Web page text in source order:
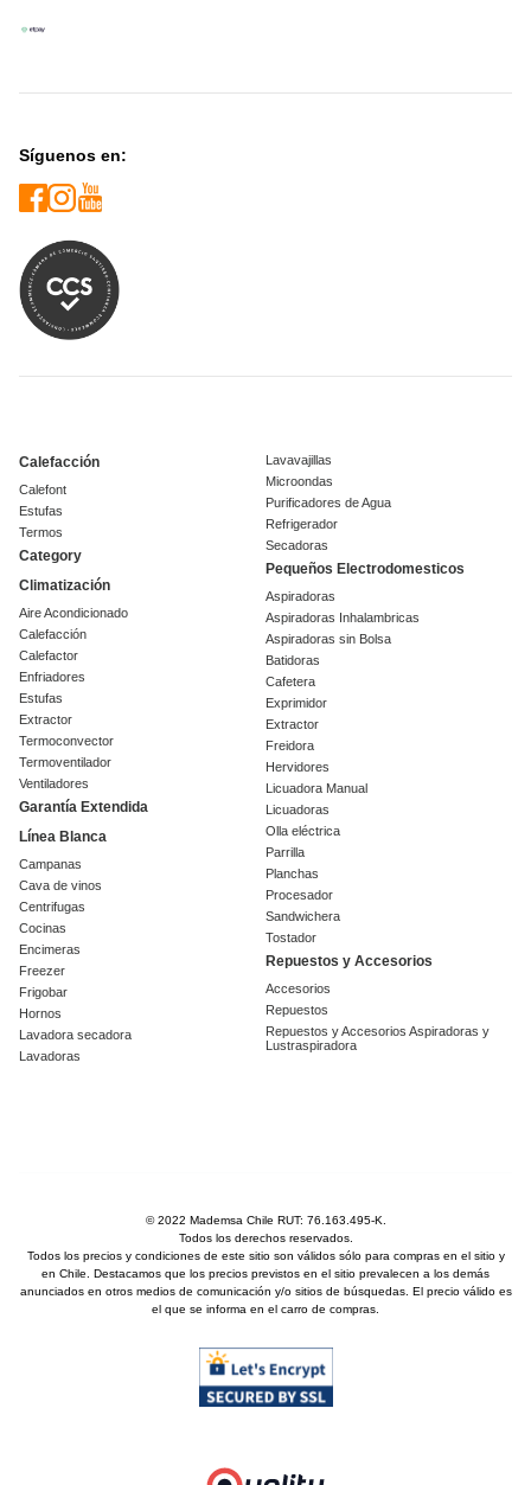
Síguenos en:
Calefacción
Calefont
Estufas
Termos
Category
Climatización
Aire Acondicionado
Calefacción
Calefactor
Enfriadores
Estufas
Extractor
Termoconvector
Termoventilador
Ventiladores
Garantía Extendida
Línea Blanca
Campanas
Cava de vinos
Centrifugas
Cocinas
Encimeras
Freezer
Frigobar
Hornos
Lavadora secadora
Lavadoras
Lavavajillas
Microondas
Purificadores de Agua
Refrigerador
Secadoras
Pequeños Electrodomesticos
Aspiradoras
Aspiradoras Inhalambricas
Aspiradoras sin Bolsa
Batidoras
Cafetera
Exprimidor
Extractor
Freidora
Hervidores
Licuadora Manual
Licuadoras
Olla eléctrica
Parrilla
Planchas
Procesador
Sandwichera
Tostador
Repuestos y Accesorios
Accesorios
Repuestos
Repuestos y Accesorios Aspiradoras y
Lustraspiradora
© 2022 Mademsa Chile RUT: 76.163.495-K.
Todos los derechos reservados.
Todos los precios y condiciones de este sitio son válidos sólo para compras en el sitio y
en Chile. Destacamos que los precios previstos en el sitio prevalecen a los demás
anunciados en otros medios de comunicación y/o sitios de búsquedas. El precio válido es
el que se informa en el carro de compras.